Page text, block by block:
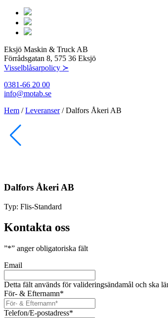
Eksjö Maskin & Truck AB
Förrådsgatan 8, 575 36 Eksjö
Visselblåsarpolicy ≻
0381-66 20 00
info@motab.se
Hem /Leveranser/Dalfors Åkeri AB
Dalfors Åkeri AB
Typ: Flis-Standard
Kontakta oss
”*” anger obligatoriska fält
Email
Detta fält används för valideringsändamål och ska
För- & Efternamn*
Telefon/E-postadress*